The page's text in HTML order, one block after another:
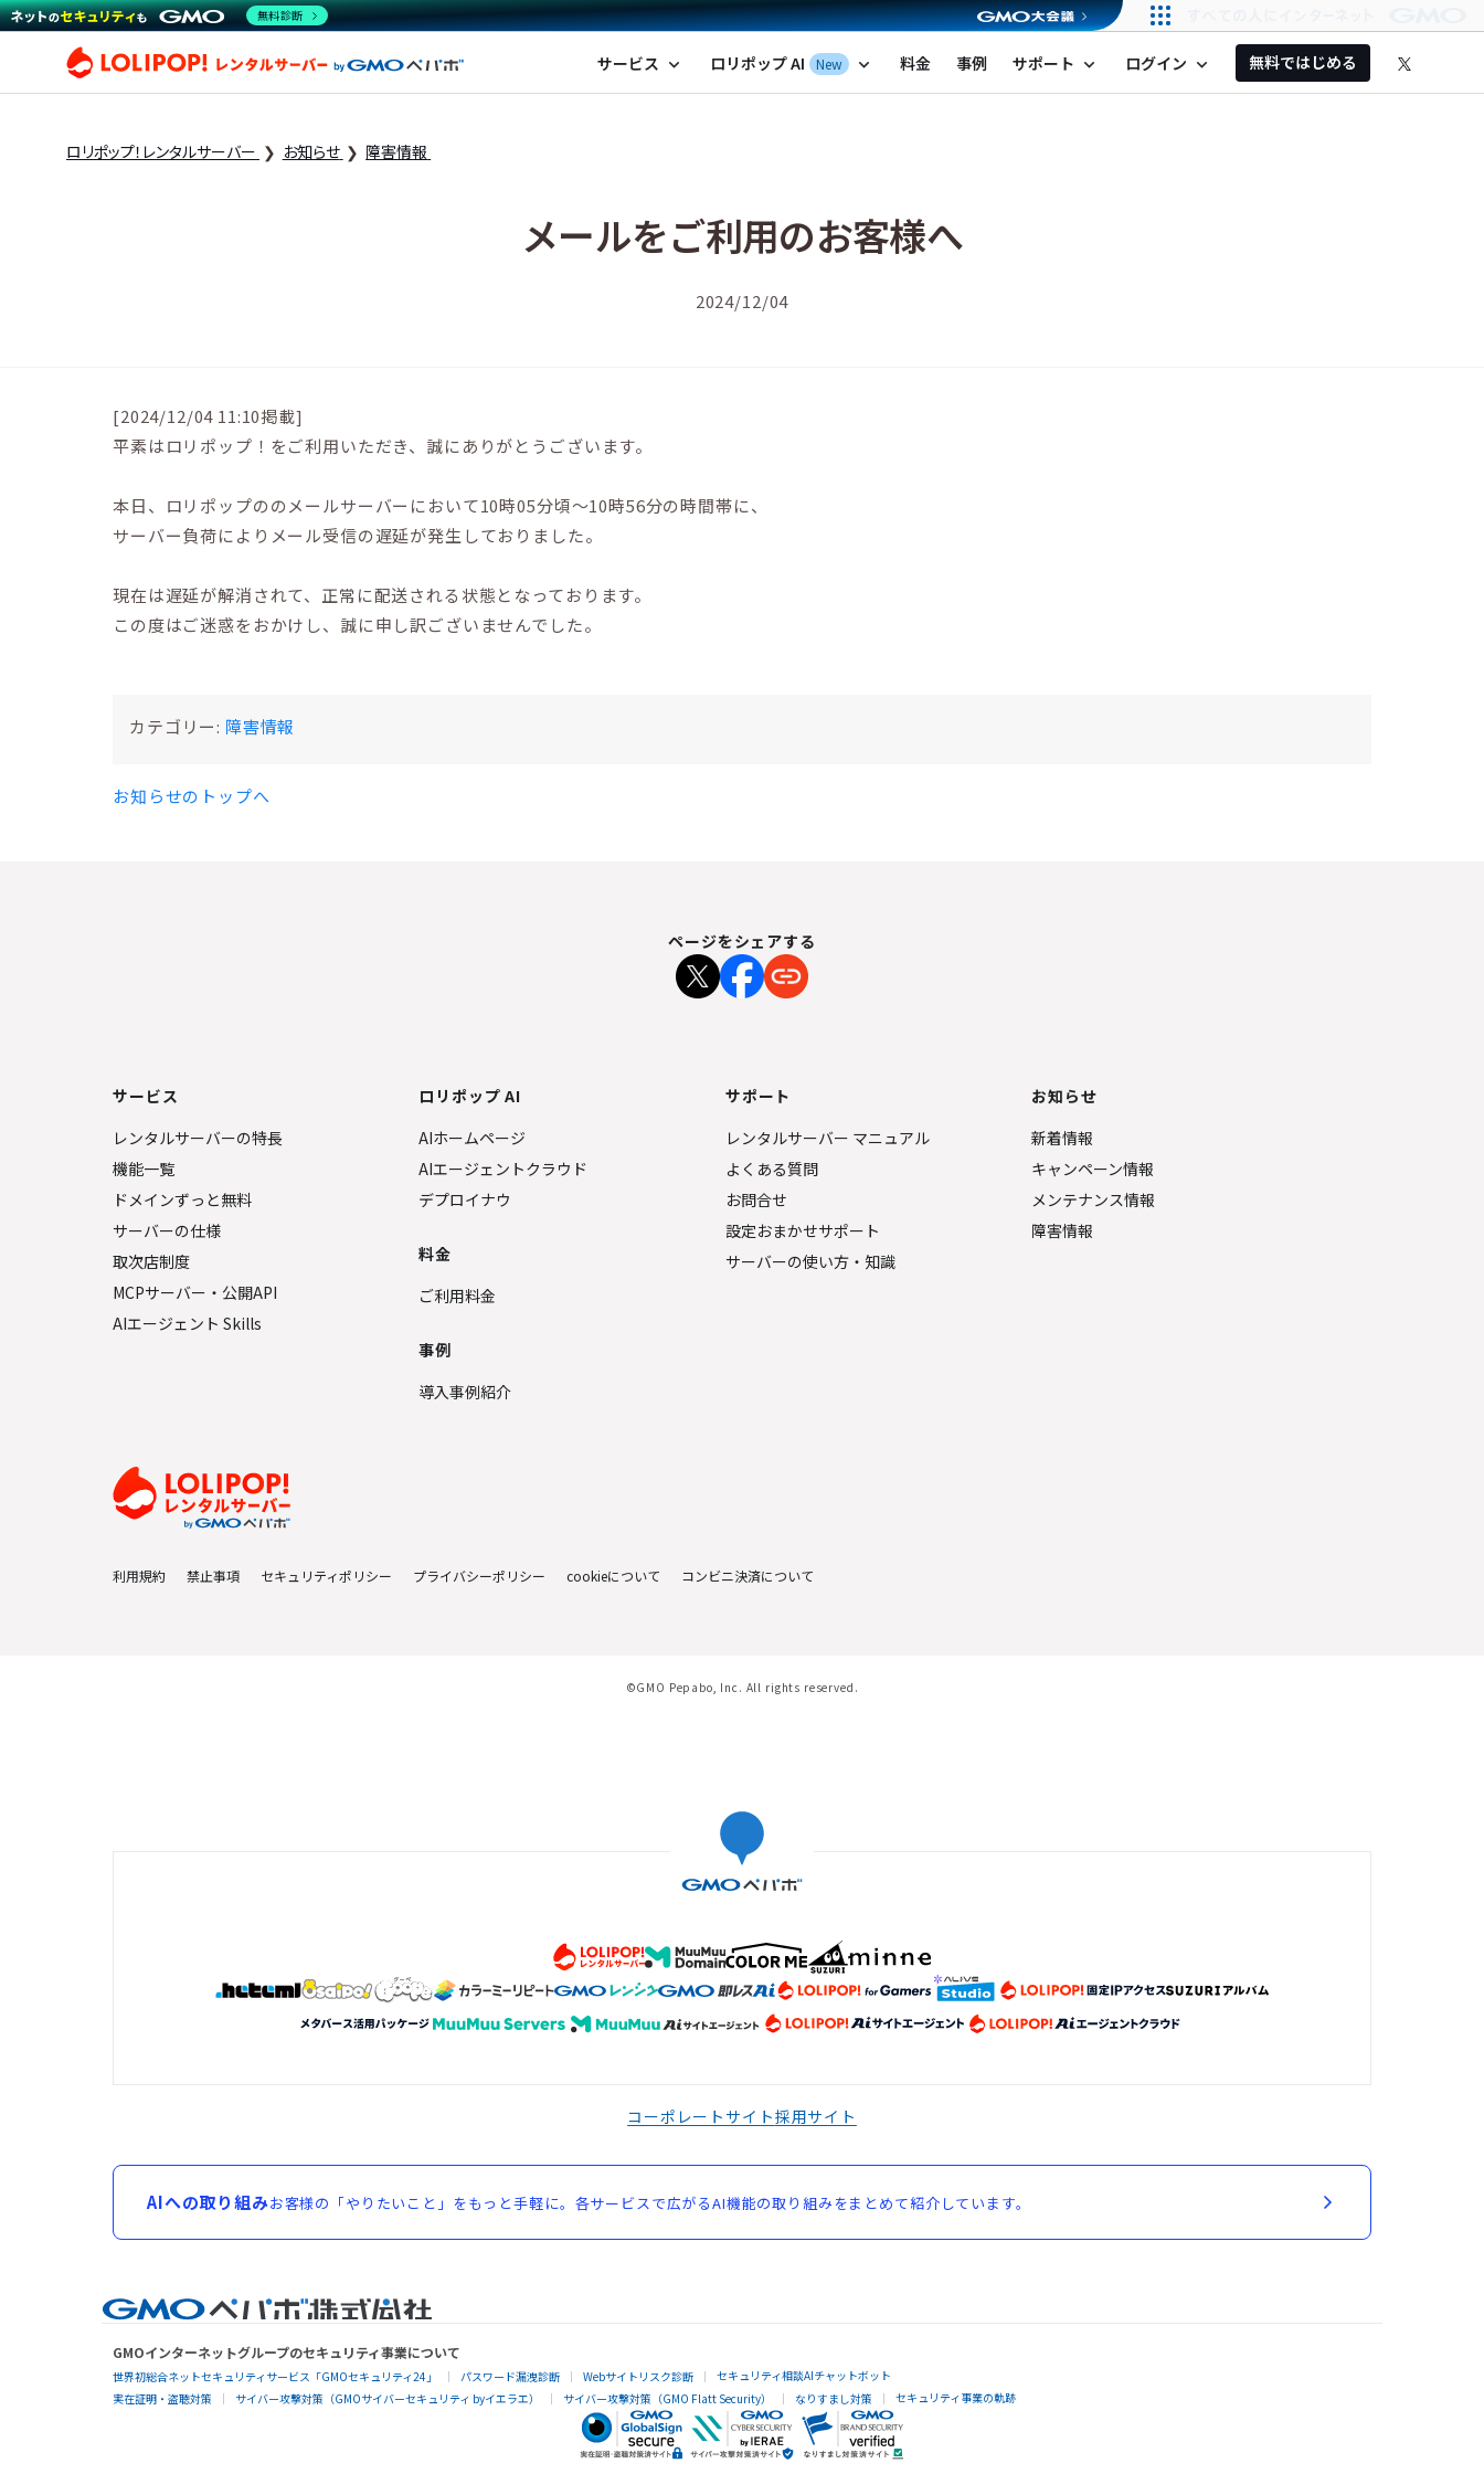
ロリポップ！レンタルサーバー by GMOペパボ
サービス expand_more ロリポップ AI New expand_more 料金 事例 サポート expand_more ログイン expand_more 無料ではじめる
ロリポップ！レンタルサーバー お知らせ 障害情報
メールをご利用のお客様へ
2024/12/04
[2024/12/04 11:10掲載]
平素はロリポップ！をご利用いただき、誠にありがとうございます。
本日、ロリポップののメールサーバーにおいて10時05分頃～10時56分の時間帯に、
サーバー負荷によりメール受信の遅延が発生しておりました。
現在は遅延が解消されて、正常に配送される状態となっております。
この度はご迷惑をおかけし、誠に申し訳ございませんでした。
カテゴリー: 障害情報
お知らせのトップへ
ページをシェアする
サービス
レンタルサーバーの特長
機能一覧
ドメインずっと無料
サーバーの仕様
取次店制度
MCPサーバー・公開API
AIエージェント Skills
ロリポップ AI
AIホームページ
AIエージェントクラウド
デプロイナウ
料金
ご利用料金
事例
導入事例紹介
サポート
レンタルサーバー マニュアル
よくある質問
お問合せ
設定おまかせサポート
サーバーの使い方・知識
お知らせ
新着情報
キャンペーン情報
メンテナンス情報
障害情報
利用規約 禁止事項 セキュリティポリシー プライバシーポリシー cookieについて コンビニ決済について
©GMO Pepabo, Inc. All rights reserved.
コーポレートサイト採用サイト
AIへの取り組みお客様の「やりたいこと」をもっと手軽に。各サービスで広がるAI機能の取り組みをまとめて紹介しています。
GMOインターネットグループのセキュリティ事業について
世界初総合ネットセキュリティサービス「GMOセキュリティ24」 パスワード漏洩診断 Webサイトリスク診断
セキュリティ相談AIチャットボット
実在証明・盗聴対策
サイバー攻撃対策（GMOサイバーセキュリティ byイエラエ） サイバー攻撃対策（GMO Flatt Security） なりすまし対策 セキュリティ事業の軌跡
無料診断